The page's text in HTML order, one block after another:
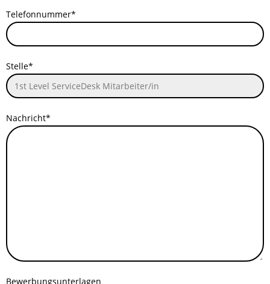
Telefonnummer*
Stelle*
Nachricht*
Bewerbungsunterlagen